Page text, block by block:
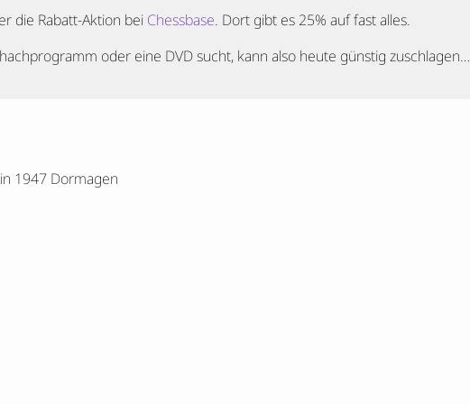
die Rabatt-Aktion bei Chessbase. Dort gibt es 25% auf fast alles.
oder eine DVD sucht, kann also heute günstig zuschlagen…
1947 Dormagen